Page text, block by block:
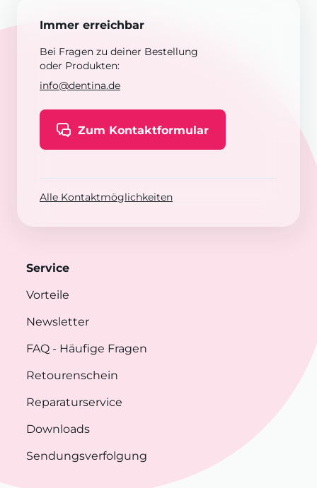
Immer erreichbar
Bei Fragen zu deiner Bestellung
oder Produkten:
info@dentina.de
Zum Kontaktformular
Alle Kontaktmöglichkeiten
Service
Vorteile
Newsletter
FAQ - Häufige Fragen
Retourenschein
Reparaturservice
Downloads
Sendungsverfolgung